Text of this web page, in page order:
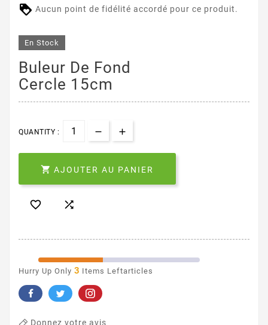
Aucun point de fidélité accordé pour ce produit.
En Stock
Buleur De Fond
Cercle 15cm
QUANTITY :
 AJOUTER AU PANIER
 
Hurry Up Only 3 Items Leftarticles
Donnez votre avis